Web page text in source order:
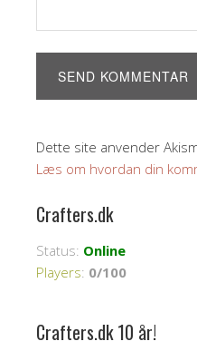
Dette site anvender
Læs om hvordan din
Crafters.dk
Status: Online
Players: 0/100
Crafters.dk 10 år!